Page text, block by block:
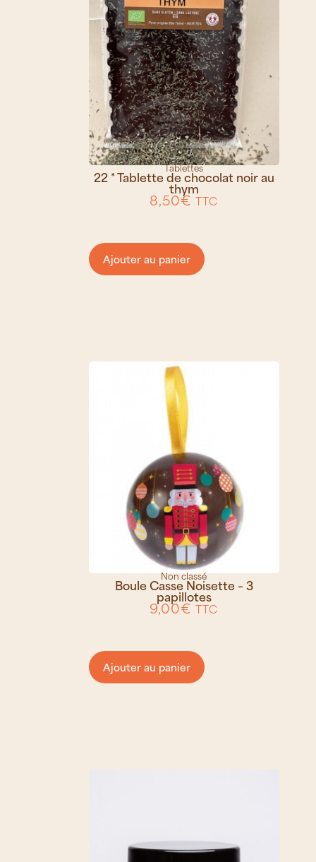
Tablettes
22 * Tablette de chocolat noir au
thym
8,50€ TTC
Ajouter au panier
Non classé
Boule Casse Noisette – 3
papillotes
9,00€ TTC
Ajouter au panier